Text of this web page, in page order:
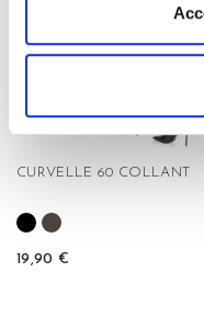
CURVELLE 60 COLLANT
19,90 €